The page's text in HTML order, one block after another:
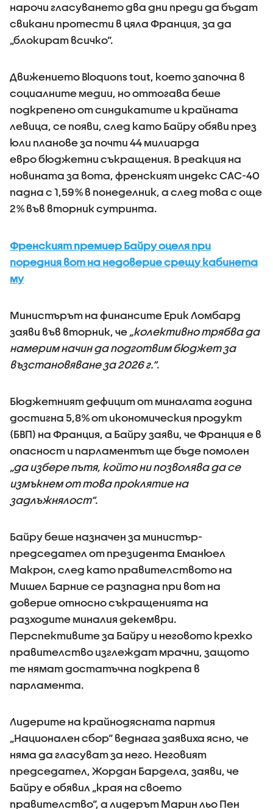
нарочи гласуването два дни преди да бъдат
свикани протести в цяла Франция, за да
„блокират всичко“.
Движението Bloquons tout, което започна в
социалните медии, но оттогава беше
подкрепено от синдикатите и крайната
левица, се появи, след като Байру обяви през
юли планове за почти 44 милиарда
евро бюджетни съкращения. В реакция на
новината за вота, френският индекс CAC-40
падна с 1,59% в понеделник, а след това с още
2% във вторник сутринта.
Френският премиер Байру оцеля при
поредния вот на недоверие срещу кабинета
му
Министърът на финансите Ерик Ломбард
заяви във вторник, че „колективно трябва да
намерим начин да подготвим бюджет за
възстановяване за 2026 г.“.
Бюджетният дефицит от миналата година
достигна 5,8% от икономическия продукт
(БВП) на Франция, а Байру заяви, че Франция е в
опасност и парламентът ще бъде помолен
„да избере пътя, който ни позволява да се
измъкнем от това проклятие на
задлъжнялост“.
Байру беше назначен за министър-
председател от президента Еманюел
Макрон, след като правителството на
Мишел Барние се разпадна при вот на
доверие относно съкращенията на
разходите миналия декември.
Перспективите за Байру и неговото крехко
правителство изглеждат мрачни, защото
те нямат достатъчна подкрепа в
парламента.
Лидерите на крайнодясната партия
„Национален сбор“ веднага заявиха ясно, че
няма да гласуват за него. Неговият
председател, Жордан Бардела, заяви, че
Байру е обявил „края на своето
правителство“, а лидерът Марин льо Пен